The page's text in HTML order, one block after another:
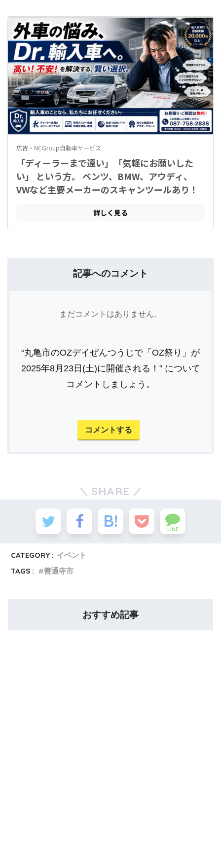
記事へのコメント
まだコメントはありません。
“丸亀市のOZデイぜんつうじで「OZ祭り」が
2025年8月23日(土)に開催される！” について
コメントしましょう。
コメントする
SHARE
LINE
CATEGORY : イベント
TAGS :
善通寺市
おすすめ記事